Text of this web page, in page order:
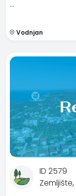
…
Vodnjan
ID 2579